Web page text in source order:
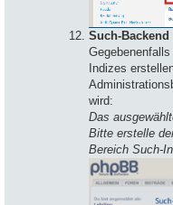
Such-Backend
Indizes
wird:
Das
Bitte erstelle
Bereich Such-